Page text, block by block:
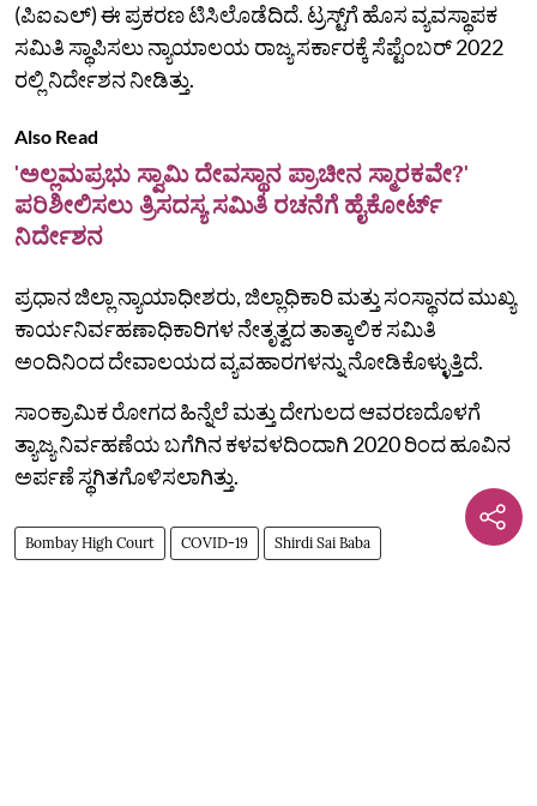
(ಪಿಐಎಲ್) ಈ ಪ್ರಕರಣ ಟಿಸಿಲೊಡೆದಿದೆ. ಟ್ರಸ್ಟ್‌ಗೆ ಹೊಸ ವ್ಯವಸ್ಥಾಪಕ
ಸಮಿತಿ ಸ್ಥಾಪಿಸಲು ನ್ಯಾಯಾಲಯ ರಾಜ್ಯ ಸರ್ಕಾರಕ್ಕೆ ಸೆಪ್ಟೆಂಬರ್ 2022
ರಲ್ಲಿ ನಿರ್ದೇಶನ ನೀಡಿತ್ತು.
Also Read
'ಅಲ್ಲಮಪ್ರಭು ಸ್ವಾಮಿ ದೇವಸ್ಥಾನ ಪ್ರಾಚೀನ ಸ್ಮಾರಕವೇ?'
ಪರಿಶೀಲಿಸಲು ತ್ರಿಸದಸ್ಯ ಸಮಿತಿ ರಚನೆಗೆ ಹೈಕೋರ್ಟ್
ನಿರ್ದೇಶನ
ಪ್ರಧಾನ ಜಿಲ್ಲಾ ನ್ಯಾಯಾಧೀಶರು, ಜಿಲ್ಲಾಧಿಕಾರಿ ಮತ್ತು ಸಂಸ್ಥಾನದ ಮುಖ್ಯ
ಕಾರ್ಯನಿರ್ವಹಣಾಧಿಕಾರಿಗಳ ನೇತೃತ್ವದ ತಾತ್ಕಾಲಿಕ ಸಮಿತಿ
ಅಂದಿನಿಂದ ದೇವಾಲಯದ ವ್ಯವಹಾರಗಳನ್ನು ನೋಡಿಕೊಳ್ಳುತ್ತಿದೆ.
ಸಾಂಕ್ರಾಮಿಕ ರೋಗದ ಹಿನ್ನೆಲೆ ಮತ್ತು ದೇಗುಲದ ಆವರಣದೊಳಗೆ
ತ್ಯಾಜ್ಯ ನಿರ್ವಹಣೆಯ ಬಗೆಗಿನ ಕಳವಳದಿಂದಾಗಿ 2020 ರಿಂದ ಹೂವಿನ
ಅರ್ಪಣೆ ಸ್ಥಗಿತಗೊಳಿಸಲಾಗಿತ್ತು.
Bombay High Court COVID-19 Shirdi Sai Baba